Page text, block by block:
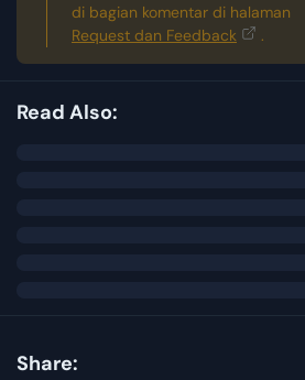
di bagian komentar di halaman
Request dan Feedback
.
Read Also:
Share: